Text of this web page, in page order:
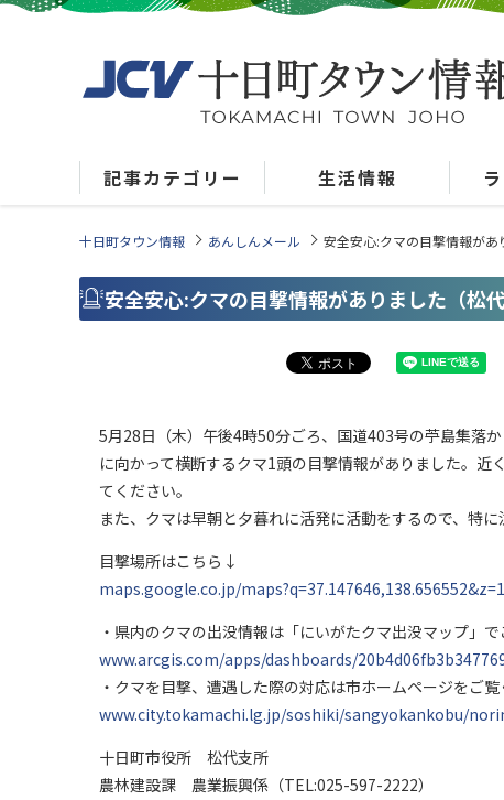
記事カテゴリー 生活情報
十日町タウン情報 あんしんメール 安全安心:クマの目撃情報が
安全安心:クマの目撃情報がありました（松
5月28日（木）午後4時50分ごろ、国道403号の苧島集落
に向かって横断するクマ1頭の目撃情報がありました。
てください。
また、クマは早朝と夕暮れに活発に活動をするので、特に
目撃場所はこちら↓
maps.google.co.jp/
・県内のクマの出没情報は「にいがたクマ出没マップ」で
www.arcgis.com/apps/dashboards/
・クマを目撃、遭遇した際の対応は市ホームページをご覧
www.city.tokamachi.lg.jp/soshiki/sangyokankobu/
十日町市役所 松代支所
農林建設課 農業振興係（TEL:025-597-2222）